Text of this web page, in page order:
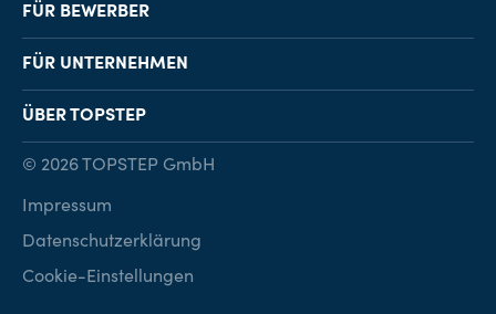
FÜR BEWERBER
Job-Finder
Karriereberatung
FÜR UNTERNEHMEN
Personalvermittlung
Personalsuche
ÜBER TOPSTEP
Kontakt
© 2026 TOPSTEP GmbH
Impressum
Datenschutzerklärung
Cookie-Einstellungen